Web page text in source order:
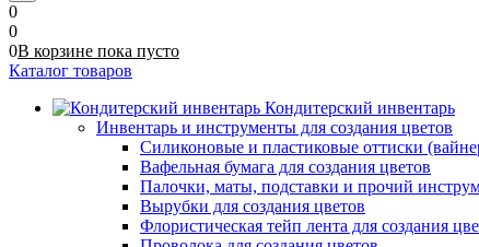
0
0
0В корзине пока пусто
Каталог товаров
Кондитерский инвентарь
Инвентарь и инструменты для создания цветов
Силиконовые и пластиковые оттиски
Вафельная бумага для создания цветов
Палочки, маты, подставки и прочий
Вырубки для создания цветов
Флористическая тейп лента для создания